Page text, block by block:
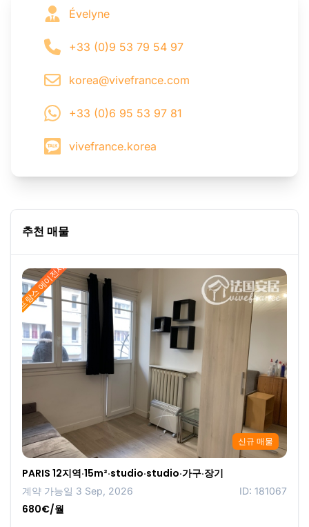
Évelyne
+33 (0)9 53 79 54 97
korea@vivefrance.com
+33 (0)6 95 53 97 81
vivefrance.korea
추천 매물
프랑스 에이전시
신규 매물
PARIS 12지역·15m²·studio·studio·가구·장기
계약 가능일 3 Sep, 2026 ID: 181067
680€/월